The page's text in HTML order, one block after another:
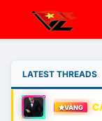
LATEST THREADS
VÀNG